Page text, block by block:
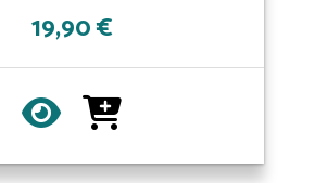
19,90 €